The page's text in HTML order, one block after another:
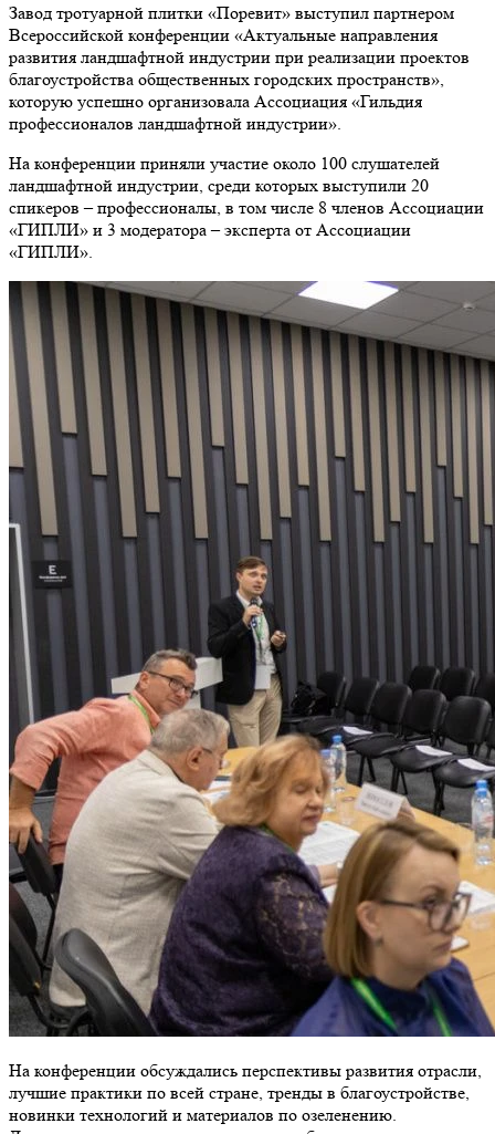
Завод тротуарной плитки «Поревит» выступил партнером
Всероссийской конференции «Актуальные направления
развития ландшафтной индустрии при реализации проектов
благоустройства общественных городских пространств»,
которую успешно организовала Ассоциация «Гильдия
профессионалов ландшафтной индустрии».
На конференции приняли участие около 100 слушателей
ландшафтной индустрии, среди которых выступили 20
спикеров – профессионалы, в том числе 8 членов Ассоциации
«ГИПЛИ» и 3 модератора – эксперта от Ассоциации
«ГИПЛИ».
На конференции обсуждались перспективы развития отрасли,
лучшие практики по всей стране, тренды в благоустройстве,
новинки технологий и материалов по озеленению.